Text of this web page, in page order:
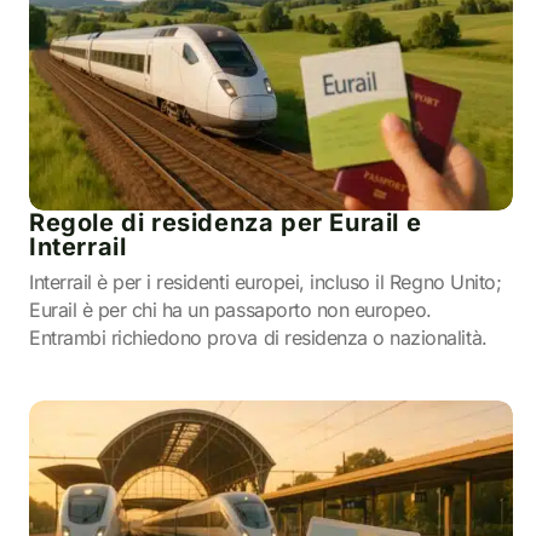
Regole di residenza per Eurail e
Interrail
Interrail è per i residenti europei, incluso il Regno Unito;
Eurail è per chi ha un passaporto non europeo.
Entrambi richiedono prova di residenza o nazionalità.